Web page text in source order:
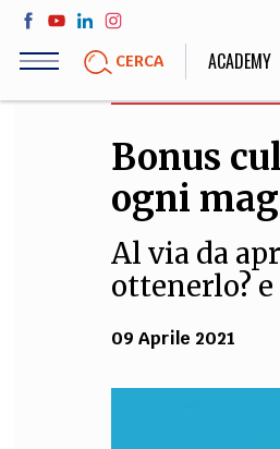
Salta
contenuto
CERCA ACADEMY
LIFE STYLE
Sport, Cucina, Viaggi,
Bonus
ogni
Al via da
ottenerlo? e
09 Aprile 2021